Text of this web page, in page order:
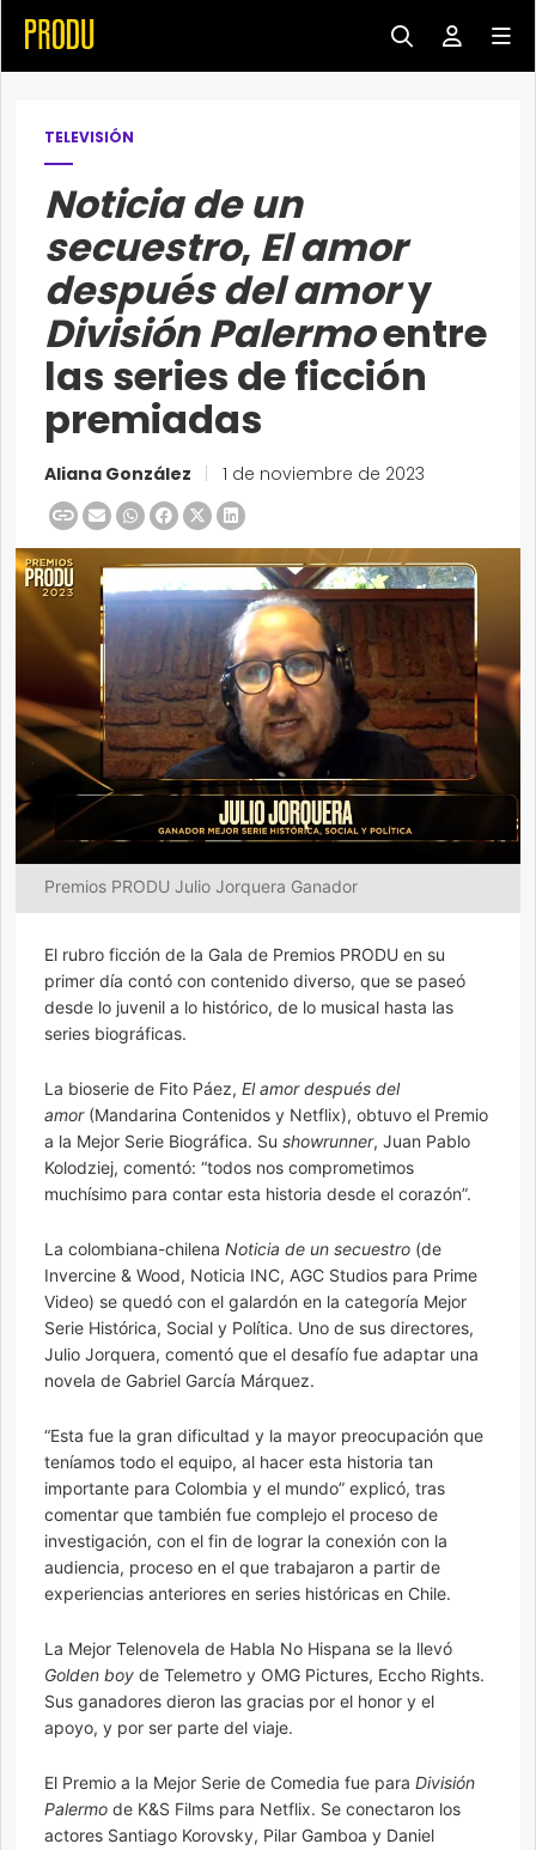
TELEVISIÓN
Noticia de un
secuestro, El amor
después del amory
División Palermoentre
las series de ficción
premiadas
Aliana González 1 de noviembre de 2023
Premios PRODU Julio Jorquera Ganador
El rubro ficción de la Gala de Premios PRODU en su
primer día contó con contenido diverso, que se paseó
desde lo juvenil a lo histórico, de lo musical hasta las
series biográficas.
La bioserie de Fito Páez, El amor después del
amor(Mandarina Contenidos y Netflix), obtuvo el Premio
a la Mejor Serie Biográfica. Su showrunner, Juan Pablo
Kolodziej, comentó: “todos nos comprometimos
muchísimo para contar esta historia desde el corazón”.
La colombiana-chilena Noticia de un secuestro (de
Invercine & Wood, Noticia INC, AGC Studios para Prime
Video) se quedó con el galardón en la categoría Mejor
Serie Histórica, Social y Política. Uno de sus directores,
Julio Jorquera, comentó que el desafío fue adaptar una
novela de Gabriel García Márquez.
“Esta fue la gran dificultad y la mayor preocupación que
teníamos todo el equipo, al hacer esta historia tan
importante para Colombia y el mundo” explicó, tras
comentar que también fue complejo el proceso de
investigación, con el fin de lograr la conexión con la
audiencia, proceso en el que trabajaron a partir de
experiencias anteriores en series históricas en Chile.
La Mejor Telenovela de Habla No Hispana se la llevó
Golden boy de Telemetro y OMG Pictures, Eccho Rights.
Sus ganadores dieron las gracias por el honor y el
apoyo, y por ser parte del viaje.
El Premio a la ​​Mejor Serie de Comedia fue para División
Palermo de K&S Films para Netflix. Se conectaron los
actores Santiago Korovsky, Pilar Gamboa y Daniel